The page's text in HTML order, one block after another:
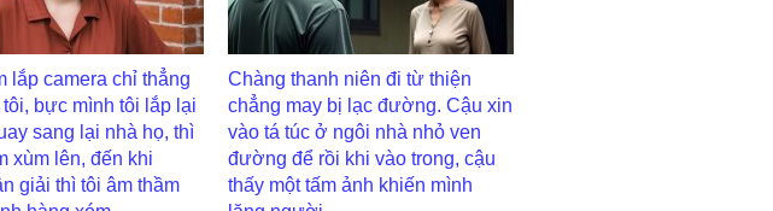
lắp camera chỉ thẳng
bực mình tôi lắp lại
sang lại nhà họ, thì
xùm lên, đến khi
giải thì tôi âm thầm
Chàng thanh niên đi từ thiện
chẳng may bị lạc đường. Cậu xin
vào tá túc ở ngôi nhà nhỏ ven
đường để rồi khi vào trong, cậu
thấy một tấm ảnh khiến mình